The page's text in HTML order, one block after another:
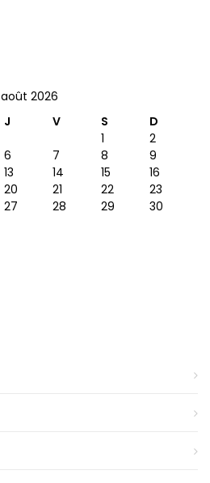
août 2026
J V S
D
1
2
6 7 8
9
13 14 15
16
20 21 22
23
27 28 29
30